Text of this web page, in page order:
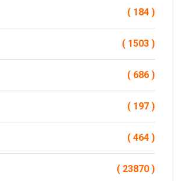
( 184 )
( 1503 )
( 686 )
( 197 )
( 464 )
( 23870 )